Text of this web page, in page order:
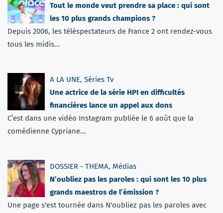
Tout le monde veut prendre sa place : qui sont
les 10 plus grands champions ?
Depuis 2006, les téléspectateurs de France 2 ont rendez-vous
tous les midis...
A LA UNE, Séries Tv
Une actrice de la série HPI en difficultés
financières lance un appel aux dons
C’est dans une vidéo Instagram publiée le 6 août que la
comédienne Cypriane...
DOSSIER - THEMA, Médias
N’oubliez pas les paroles : qui sont les 10 plus
grands maestros de l’émission ?
Une page s'est tournée dans N'oubliez pas les paroles avec